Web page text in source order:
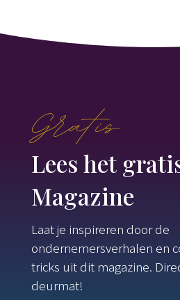
Gratis
Lees het
Magazine
Laat je inspireren door de
ondernemersverhalen en
tricks uit dit magazine.
deurmat!